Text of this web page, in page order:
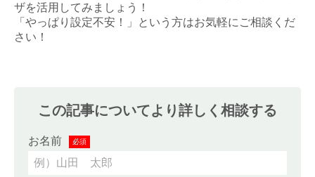
ザを活用してみましょう！
「やっぱり設定不安！」という方はお気軽にご相談くだ
さい！
この記事についてより詳しく相談する
お名前 必須